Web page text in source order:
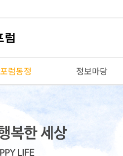
포럼동정 정보마당